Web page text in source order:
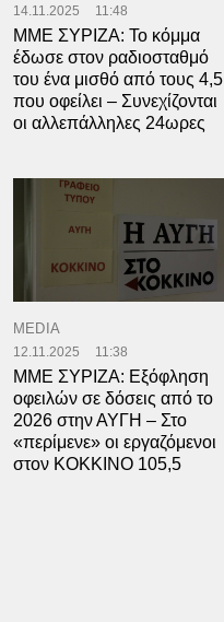
14.11.2025 11:48
ΜΜΕ ΣΥΡΙΖΑ: Το κόμμα
έδωσε στον ραδιοσταθμό
του ένα μισθό από τους 4,5
που οφείλει – Συνεχίζονται
οι αλλεπάλληλες 24ωρες
MEDIA
12.11.2025 11:38
ΜΜΕ ΣΥΡΙΖΑ: Εξόφληση
οφειλών σε δόσεις από το
2026 στην ΑΥΓΗ – Στο
«περίμενε» οι εργαζόμενοι
στον ΚΟΚΚΙΝΟ 105,5